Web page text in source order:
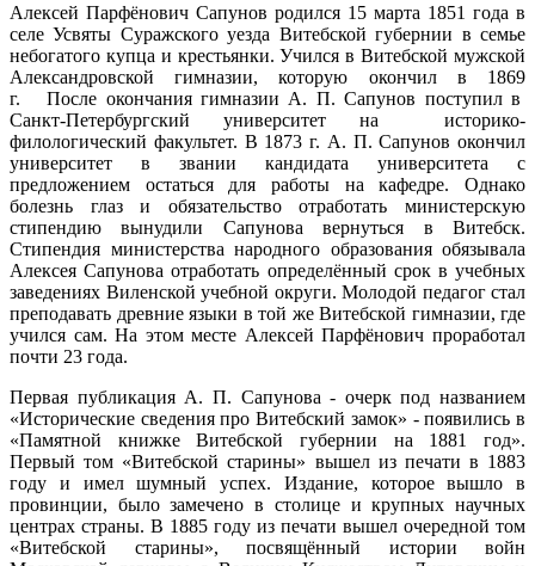
Алексей Парфёнович Сапунов родился 15 марта 1851 года в
селе Усвяты Суражского уезда Витебской губернии в семье
небогатого купца и крестьянки. Учился в Витебской мужской
Александровской гимназии, которую окончил в 1869
г. После окончания гимназии А. П. Сапунов поступил в
Санкт-Петербургский университет на историко-
филологический факультет. В 1873 г. А. П. Сапунов окончил
университет в звании кандидата университета с
предложением остаться для работы на кафедре. Однако
болезнь глаз и обязательство отработать министерскую
стипендию вынудили Сапунова вернуться в Витебск.
Стипендия министерства народного образования обязывала
Алексея Сапунова отработать определённый срок в учебных
заведениях Виленской учебной округи. Молодой педагог стал
преподавать древние языки в той же Витебской гимназии, где
учился сам. На этом месте Алексей Парфёнович проработал
почти 23 года.
Первая публикация А. П. Сапунова - очерк под названием
«Исторические сведения про Витебский замок» - появились в
«Памятной книжке Витебской губернии на 1881 год».
Первый том «Витебской старины» вышел из печати в 1883
году и имел шумный успех. Издание, которое вышло в
провинции, было замечено в столице и крупных научных
центрах страны. В 1885 году из печати вышел очередной том
«Витебской старины», посвящённый истории войн